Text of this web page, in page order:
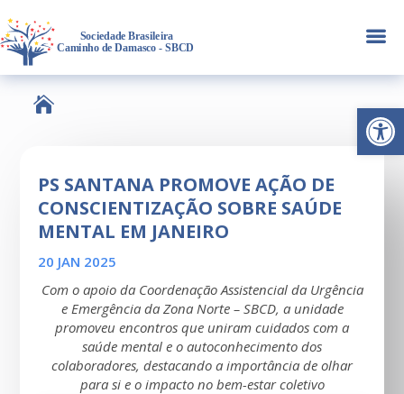
Abrir
a

PS SANTANA PROMOVE AÇÃO DE
CONSCIENTIZAÇÃO SOBRE SAÚDE
MENTAL EM JANEIRO
20 JAN 2025
Com o apoio da Coordenação Assistencial da Urgência
e Emergência da Zona Norte – SBCD, a unidade
promoveu encontros que uniram cuidados com a
saúde mental e o autoconhecimento dos
colaboradores, destacando a importância de olhar
para si e o impacto no bem-estar coletivo